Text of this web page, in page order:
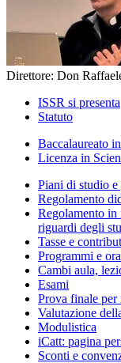
Direttore: Don
ISSR si presenta
Statuto
Baccalaureato
Licenza in
Piani di studio
Regolamento
Regolamento in
riguardi degli
Tasse e
Programmi e
Cambi aula,
Esami
Prova finale per
Valutazione
Modulistica
iCatt: pagina
Sconti e